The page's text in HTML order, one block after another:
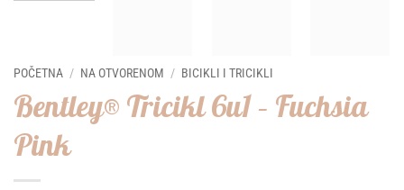
POČETNA / NA OTVORENOM / BICIKLI I TRICIKLI
Bentley® Tricikl 6u1 – Fuchsia
Pink